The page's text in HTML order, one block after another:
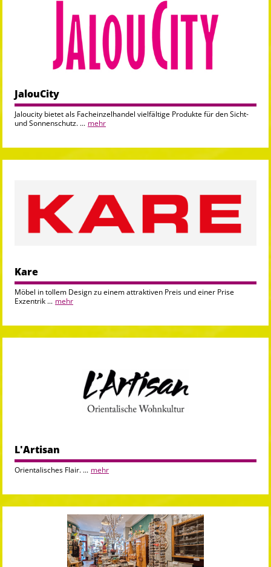
JalouCity
Jaloucity bietet als Facheinzelhandel vielfältige Produkte für den Sicht-
und Sonnenschutz. ... mehr
Kare
Möbel in tollem Design zu einem attraktiven Preis und einer Prise
Exzentrik ... mehr
L'Artisan
Orientalisches Flair. ... mehr